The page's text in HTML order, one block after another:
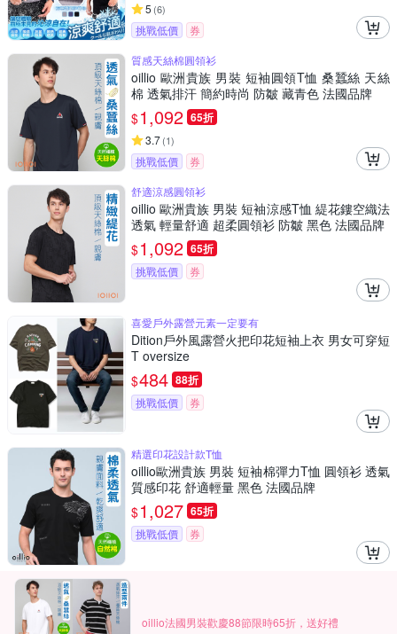
5 (6)
挑戰低價
券
質感天絲棉圓領衫
oillio 歐洲貴族 男裝 短袖圓領T恤 桑蠶絲 天絲
棉 透氣排汗 簡約時尚 防皺 藏青色 法國品牌
$1,092 65折
3.7(1)
挑戰低價
券
舒適涼感圓領衫
oillio 歐洲貴族 男裝 短袖涼感T恤 緹花鏤空織法
透氣 輕量舒適 超柔圓領衫 防皺 黑色 法國品牌
$1,092 65折
挑戰低價 券
喜愛戶外露營元素一定要有
Dition戶外風露營火把印花短袖上衣 男女可穿短
T oversize
$484 88折
挑戰低價 券
精選印花設計款T恤
oillio歐洲貴族 男裝 短袖棉彈力T恤 圓領衫 透氣
質感印花 舒適輕量 黑色 法國品牌
$1,027 65折
挑戰低價 券
oillio法國男裝歡慶88節限時65折，送好禮